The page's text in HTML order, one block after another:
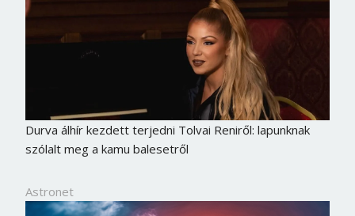
Durva álhír kezdett terjedni Tolvai Reniről: lapunknak
szólalt meg a kamu balesetről
Astronet